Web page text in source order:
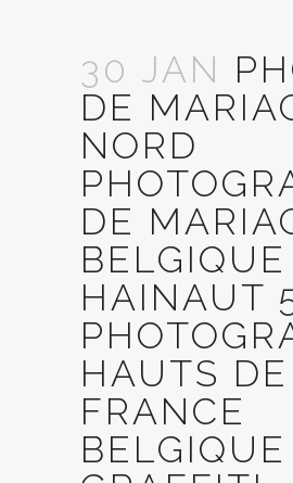
30 JAN
DE
NORD
DE
BELGIQUE
HAINAUT
HAUTS DE
FRANCE
BELGIQUE